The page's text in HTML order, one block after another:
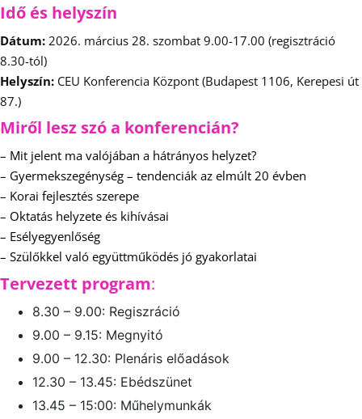
Idő és helyszín
Dátum: 2026. március 28. szombat 9.00-17.00 (regisztráció
8.30-tól)
Helyszín: CEU Konferencia Központ (Budapest 1106, Kerepesi út
87.)
Miről lesz szó a konferencián?
– Mit jelent ma valójában a hátrányos helyzet?
– Gyermekszegénység – tendenciák az elmúlt 20 évben
– Korai fejlesztés szerepe
– Oktatás helyzete és kihívásai
– Esélyegyenlőség
– Szülőkkel való együttműködés jó gyakorlatai
Tervezett program:
8.30 – 9.00: Regiszráció
9.00 – 9.15: Megnyitó
9.00 – 12.30: Plenáris előadások
12.30 – 13.45: Ebédszünet
13.45 – 15:00: Műhelymunkák